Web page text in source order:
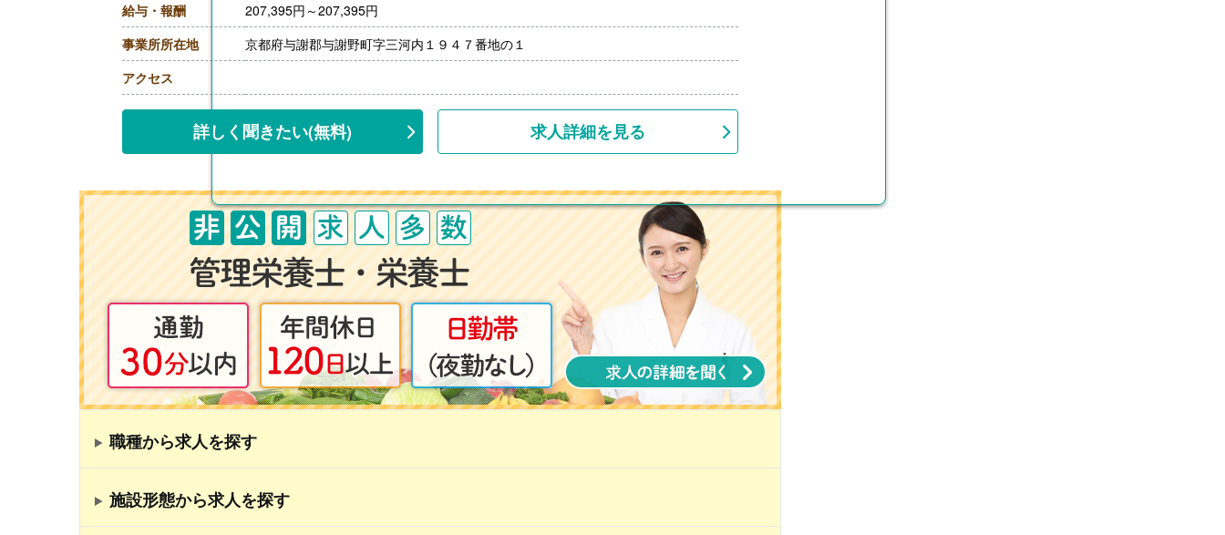
給与・報酬
207,395円～207,395円
事業所所在地
京都府与謝郡与謝野町字三河内１９４７番地の１
アクセス
詳しく聞きたい(無料) 求人詳細を見る
職種から求人を探す
施設形態から求人を探す